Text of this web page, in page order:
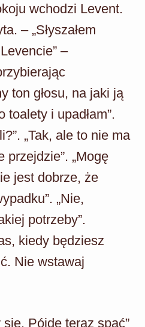
wchodzi Levent.
– „Słyszałem
–
ton głosu, na jaki ją
toalety i upadłam”.
„Tak, ale to nie ma
przejdzie”. „Mogę
jest dobrze, że
„Nie,
potrzeby”.
kiedy będziesz
Nie wstawaj
Pójdę teraz spać”